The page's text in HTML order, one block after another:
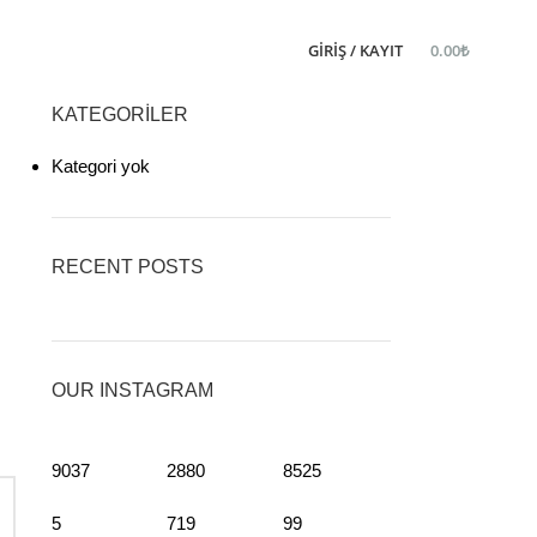
GIRIŞ / KAYIT 0.00₺
KATEGORILER
Kategori yok
RECENT POSTS
OUR INSTAGRAM
9037
5
2880
719
8525
99